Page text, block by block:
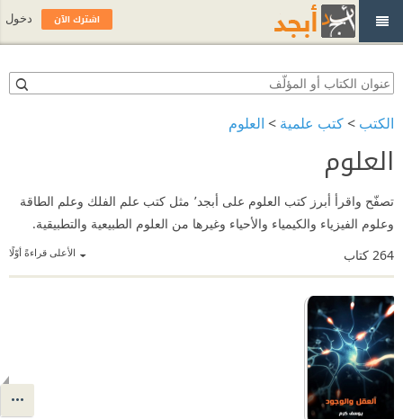
الكتب >كتب علمية > العلوم
العلوم
تصفّح واقرأ أبرز كتب العلوم على أبجد٬ مثل كتب علم الفلك وعلم الطاقة
وعلوم الفيزياء والكيمياء والأحياء وغيرها من العلوم الطبيعية والتطبيقية.
الأعلى قراءةً أوّلًا 264 كتاب
اشترك الآن دخول